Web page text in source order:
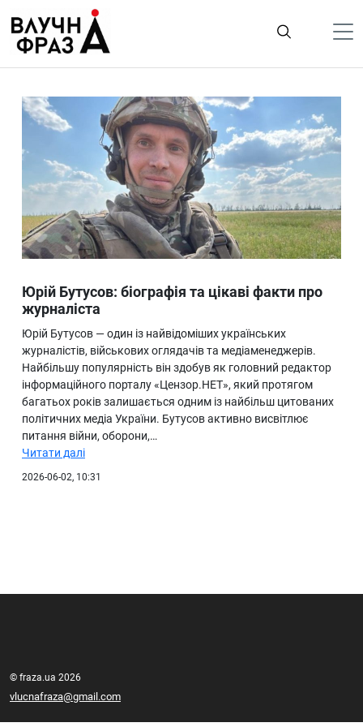
содержимому
Гроші
Лайфстайл
ТехноНаука
Людина
Ukraine
Про нас
Юрій Бутусов: біографія та цікаві факти про
журналіста
Юрій Бутусов — один із найвідоміших українських
журналістів, військових оглядачів та медіаменеджерів.
Найбільшу популярність він здобув як головний редактор
інформаційного порталу «Цензор.НЕТ», який протягом
багатьох років залишається одним із найбільш цитованих
політичних медіа України. Бутусов активно висвітлює
питання війни, оборони,…
Читати далі
2026-06-02, 10:31
© fraza.ua 2026
vlucnafraza@gmail.com